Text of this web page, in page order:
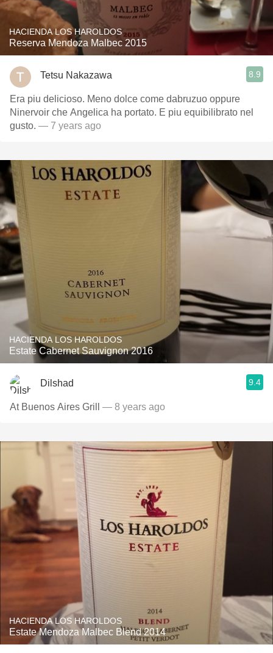
HACIENDA LOS HAROLDOS
Reserva Mendoza Malbec 2015
Tetsu Nakazawa 8.9
Era piu delicioso. Meno dolce come dabruzuo oppure
Ninervoir che Angelica ha portato. E piu equibilibrato nel
gusto. — 7 years ago
HACIENDA LOS HAROLDOS
Estate Cabernet Sauvignon 2016
Dilshad 9.4
At Buenos Aires Grill — 8 years ago
HACIENDA LOS HAROLDOS
Estate Mendoza Malbec Blend 2014